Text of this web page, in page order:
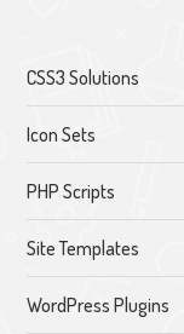
CSS3 Solutions
Icon Sets
PHP Scripts
Site Templates
WordPress Plugins